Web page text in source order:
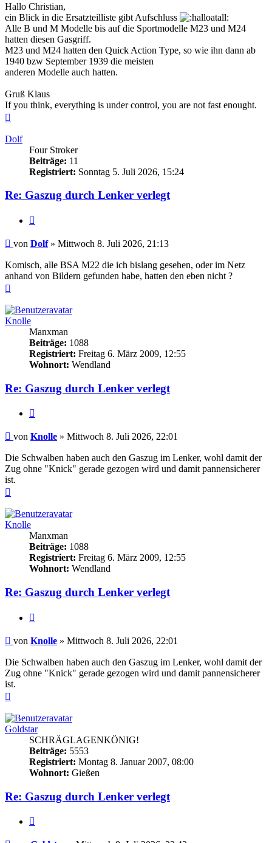
Hallo Christian,
ein Blick in die Ersatzteilliste gibt Aufschluss
Alle B und M Modelle bis auf die Sportmodelle M23 und M24
hatten diesen Gasgriff.
M23 und M24 hatten den Quick Action Type, so wie ihn dann ab
1940 bzw September 1939 die meisten
anderen Modelle auch hatten.
Gruß Klaus
If you think, everything is under control, you are not fast enought.
Dolf
Four Stroker
Beiträge: 11
Registriert: Sonntag 5. Juli 2026, 15:24
Re: Gaszug durch Lenker verlegt
Beitrag
von Dolf» Mittwoch 8. Juli 2026, 21:13
Komisch, alle BSA M22 die ich bislang gesehen, oder im Netz
anhand von Bildern gefunden habe, hatten den eben nicht ?
Knolle
Manxman
Beiträge: 1088
Registriert: Freitag 6. März 2009, 12:55
Wohnort: Wendland
Re: Gaszug durch Lenker verlegt
Beitrag
von Knolle » Mittwoch 8. Juli 2026, 22:01
Die Schwalben haben auch den Gaszug im Lenker, wohl damit der
Zug ohne "Knick" gerade gezogen wird und damit pannensicherer
ist.
Knolle
Manxman
Beiträge: 1088
Registriert: Freitag 6. März 2009, 12:55
Wohnort: Wendland
Re: Gaszug durch Lenker verlegt
Beitrag
von Knolle » Mittwoch 8. Juli 2026, 22:01
Die Schwalben haben auch den Gaszug im Lenker, wohl damit der
Zug ohne "Knick" gerade gezogen wird und damit pannensicherer
ist.
Goldstar
SCHRÄGLAGENKÖNIG!
Beiträge: 5553
Registriert: Montag 8. Januar 2007, 08:00
Wohnort: Gießen
Re: Gaszug durch Lenker verlegt